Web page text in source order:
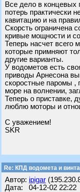
Все дело в концевых
потерь практически
кавитацию и на
Скорсть ограничена
кривые мощности и
Теперь насчет всего
которые примняют
другие варианты.
У водометов есть
приводы Арнесона
скоростные паромы ,
море на волнении,
Теперь о приставке,
люблю моторы и
С уважением!
SKR
Re: КПД водомета и
Автор: ipigar
Дата: 04-12-02 22:22